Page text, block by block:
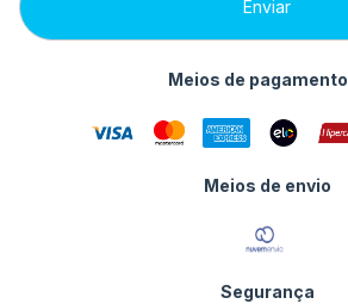
Meios de pagamento
Meios de envio
Segurança